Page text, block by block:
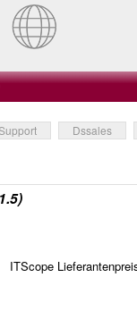
Dssales
ITScope